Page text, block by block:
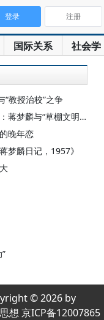
国际关系 社会学
登录 注册
“教授治校”之争
梦麟与“草棚文明”风波
晚年恋
梦麟日记，1957》
© 2026 by
想 京ICP备12007865